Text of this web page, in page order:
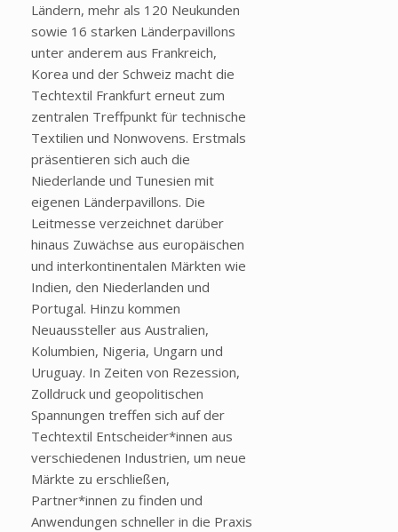
Ländern, mehr als 120 Neukunden
sowie 16 starken Länderpavillons
unter anderem aus Frankreich,
Korea und der Schweiz macht die
Techtextil Frankfurt erneut zum
zentralen Treffpunkt für technische
Textilien und Nonwovens. Erstmals
präsentieren sich auch die
Niederlande und Tunesien mit
eigenen Länderpavillons. Die
Leitmesse verzeichnet darüber
hinaus Zuwächse aus europäischen
und interkontinentalen Märkten wie
Indien, den Niederlanden und
Portugal. Hinzu kommen
Neuaussteller aus Australien,
Kolumbien, Nigeria, Ungarn und
Uruguay. In Zeiten von Rezession,
Zolldruck und geopolitischen
Spannungen treffen sich auf der
Techtextil Entscheider*innen aus
verschiedenen Industrien, um neue
Märkte zu erschließen,
Partner*innen zu finden und
Anwendungen schneller in die Praxis